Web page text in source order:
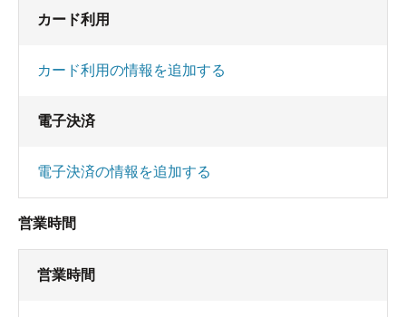
露天風呂の中央にそれらしき穴はあるのだが、お湯の出
これでは『間欠泉』だけに取材が『完結せん』ですね
この間欠泉は人工的なものではなく、あくまで自然の力
いの間隔でランダムに噴き出すとのことだった。
カード利用
カード利用の情報を追加する
電子決済
電子決済の情報を追加する
営業時間
営業時間